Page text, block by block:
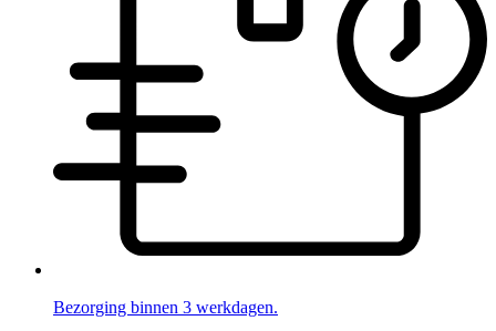
Bezorging binnen 3 werkdagen.